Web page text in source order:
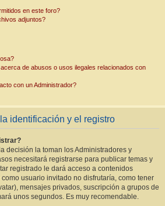
en este foro?
adjuntos?
de abusos o usos ilegales relacionados con
con un Administrador?
identificación y el registro
decisión la toman los Administradores y
necesitará registrarse para publicar temas y
registrado le dará acceso a contenidos
usuario invitado no disfrutaría, como tener
mensajes privados, suscripción a grupos de
unos segundos. Es muy recomendable.